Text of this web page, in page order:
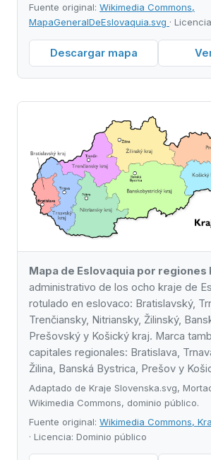
Fuente original: Wikimedia Commons,
MapaGeneralDeEslovaquia.svg ·
Descargar mapa
Mapa de Eslovaquia por regiones
administrativo de los ocho kraje de
rotulado en eslovaco: Bratislavský,
Trenčiansky, Nitriansky, Žilinský,
Prešovský y Košický kraj. Marca
capitales regionales: Bratislava,
Žilina, Banská Bystrica, Prešov y
Adaptado de Kraje Slovenska.svg,
Wikimedia Commons, dominio público.
Fuente original: Wikimedia Commons,
· Licencia: Dominio público